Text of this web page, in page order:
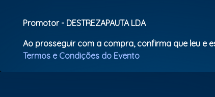
Promotor - DESTREZAPAUTA LDA
Ao prosseguir com a compra, confirma que leu e
Termos e Condições do Evento